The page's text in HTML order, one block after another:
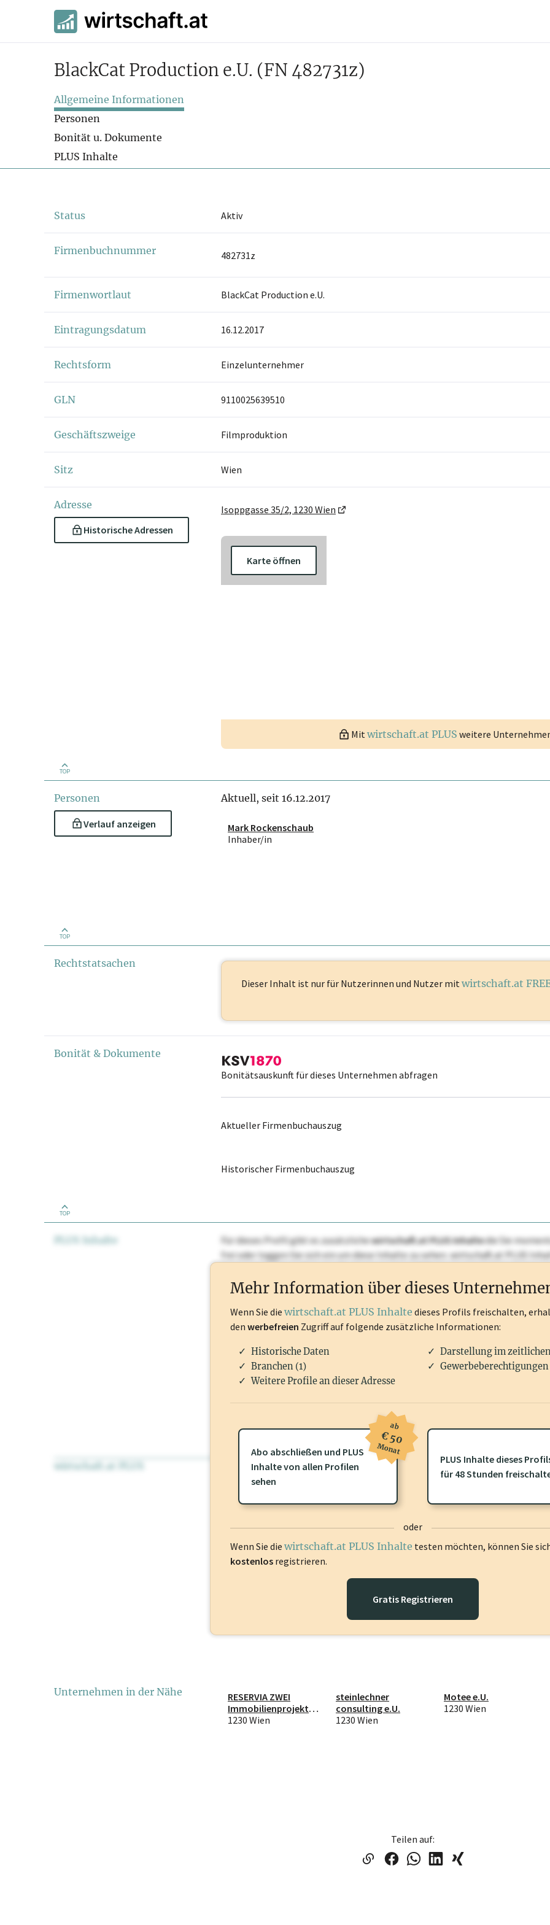
BlackCat Production e.U. (FN 482731z)
Allgemeine Informationen
Personen
Bonität u. Dokumente
PLUS Inhalte
Status Aktiv
Firmenbuchnummer 482731z
Firmenwortlaut BlackCat Production e.U.
Eintragungsdatum 16.12.2017
Rechtsform Einzelunternehmer
GLN 9110025639510
Geschäftszweige Filmproduktion
Sitz Wien
Adresse
Historische Adressen
Isoppgasse 35/2, 1230 Wien
Karte öffnen
Mitwirtschaft.at PLUS weitere
TOP
Personen
Verlauf anzeigen
Aktuell, seit 16.12.2017
Mark Rockenschaub
Inhaber/in
TOP
Rechtstatsachen
Dieser Inhalt ist nur für Nutzerinnen und Nutzer mit wirtschaft.at
Bonität & Dokumente
Bonitätsauskunft für dieses Unternehmen abfragen
Aktueller Firmenbuchauszug
Historischer Firmenbuchauszug
TOP
PLUS Inhalte Für dieses Profil gibt es zusätzlichewirtschaft.at PLUS Inhaltedie Sie
frei oder loggen Sie sich ein um diese Inhalte zu sehen. wirtschaft.at PLUS
wirtschaft.at PLUS Für dieses Profil gibt es zusätzliche wirtschaft.at PLUS Inhaltedie Sie
frei oder loggen Sie sich ein um diese Inhalte zu sehen.
Mehr Information über dieses
Wenn Sie die wirtschaft.at PLUS Inhalte dieses Profils freischalten,
den werbefreien Zugriff auf folgende zusätzliche Informationen:
Historische Daten
Darstellung im
Branchen (1)
Gewerbeberechtigungen
Weitere Profile an dieser Adresse
Abo abschließen und PLUS
Inhalte von allen Profilen
sehen
ab
€ 50
Monat
PLUS Inhalte dieses
für 48 Stunden
oder
Wenn Sie die wirtschaft.at PLUS Inhalte testen möchten, können Sie
kostenlos registrieren.
Gratis Registrieren
Unternehmen in der Nähe
RESERVIA ZWEI
Immobilienprojekte
GmbH
1230 Wien
steinlechner
consulting e.U.
1230 Wien
Motee e.U.
1230 Wien
Teilen auf: